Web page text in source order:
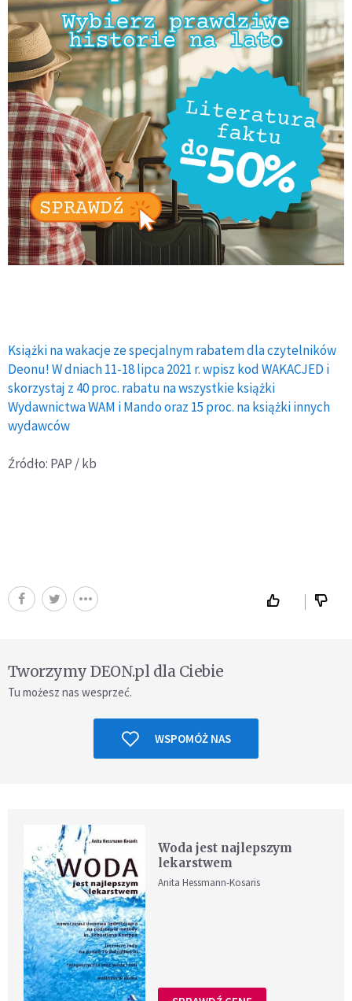
Książki na wakacje ze specjalnym rabatem dla czytelników
Deonu! W dniach 11-18 lipca 2021 r. wpisz kod WAKACJED i
skorzystaj z 40 proc. rabatu na wszystkie książki
Wydawnictwa WAM i Mando oraz 15 proc. na książki innych
wydawców
Źródło: PAP / kb
Tworzymy DEON.pl dla Ciebie
Tu możesz nas wesprzeć.
WSPOMÓŻ NAS
Woda jest najlepszym
lekarstwem
Anita Hessmann-Kosaris